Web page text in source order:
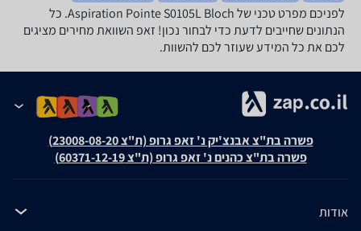
לפניכם מפרט טכני של Aspiration Pointe S0105L Bloch. כל
הנתונים שחייבים לדעת כדי לבחור נכון! זאפ השוואת מחירים מציגים
לכם את כל המידע שעוזר לכם להשוות.
פשרה בת"צ אבנצ'יק נ' זאפ גרופ (ת"צ 23008-08-20)
פשרה בת"צ כהנים נ' זאפ גרופ (ת"צ 60371-12-19)
אודות